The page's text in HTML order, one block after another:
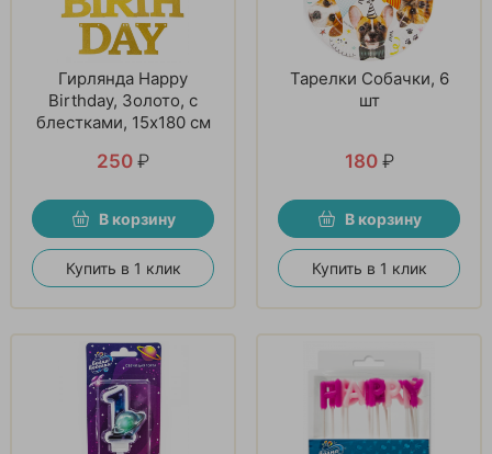
Гирлянда Happy
Birthday, Золото, с
блестками, 15х180 см
250 ₽
В корзину
Купить в 1 клик
Тарелки Собачки, 6
шт
180 ₽
В корзину
Купить в 1 клик